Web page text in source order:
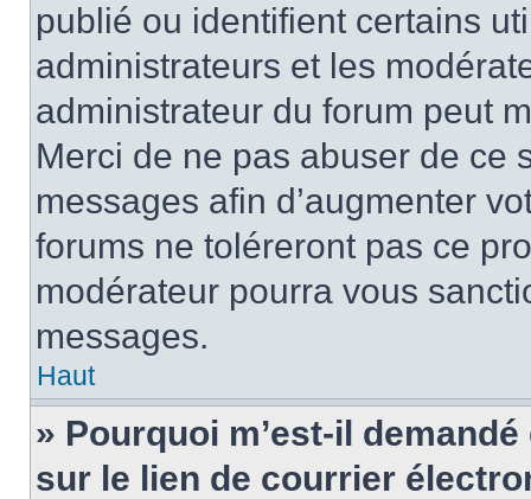
publié ou identifient certains
administrateurs et les
administrateur du forum peut
Merci de ne pas abuser de ce
messages afin d’augmenter
forums ne toléreront pas ce
modérateur pourra vous
messages.
Haut
» Pourquoi m’est-il
sur le lien de courrier